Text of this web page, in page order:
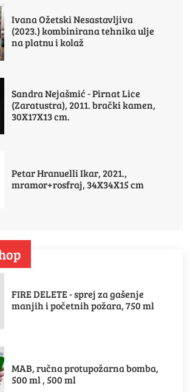
Ivana Ožetski Nesastavljiva
(2023.) kombinirana tehnika ulje
na platnu i kolaž
Sandra Nejašmić - Pirnat Lice
(Zaratustra), 2011. brački kamen,
30X17X13 cm.
Petar Hranuelli Ikar, 2021.,
mramor+rosfraj, 34X34X15 cm
FIRE DELETE - sprej za gašenje
manjih i početnih požara, 750 ml
MAB, ručna protupožarna bomba,
500 ml , 500 ml